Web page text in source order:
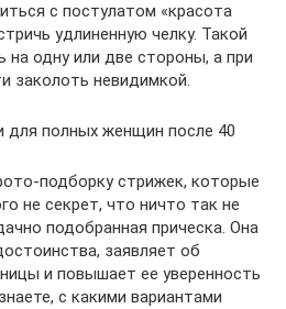
с постулатом «красота
удлиненную челку. Такой
на одну или две стороны, а при
заколоть невидимкой.
для полных женщин после 40
подборку стрижек, которые
не секрет, что ничто так не
подобранная прическа. Она
заявляет об
и повышает ее уверенность
с какими вариантами